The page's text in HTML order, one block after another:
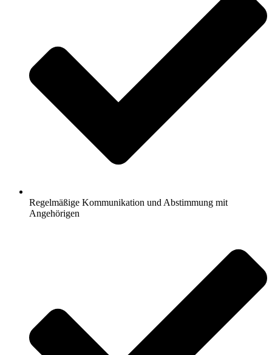
Regelmäßige Kommunikation und Abstimmung mit
Angehörigen